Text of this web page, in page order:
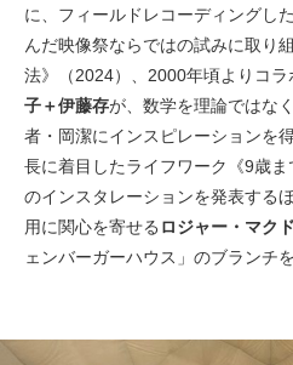
に、フィールドレコーディングし
んだ映像祭ならではの試みに取り
法》（2024）、2000年頃よりコラ
⼦＋伊藤存が、数学を理論ではな
者・岡潔にインスピレーションを
⻑に着⽬したライフワーク《9歳
のインスタレーションを発表する
⽤に関⼼を寄せる ロジャー・マク
ェンバーガーハウス」のブランチ